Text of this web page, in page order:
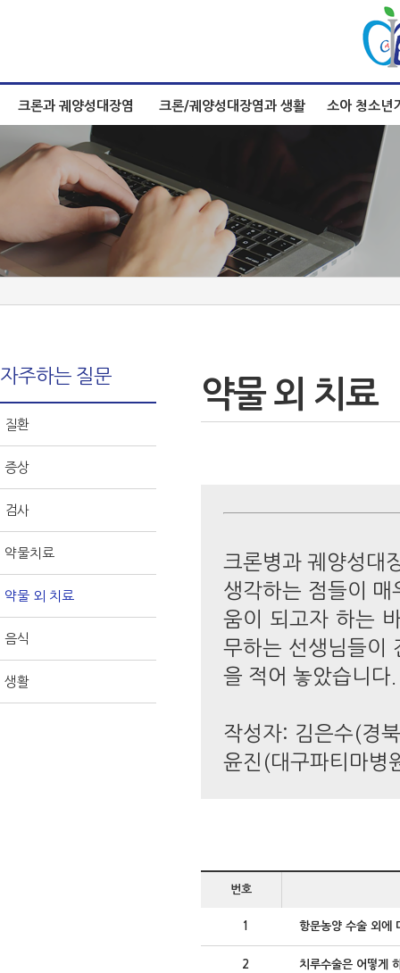
크론과 궤양성대장염 크론/궤양성대장염과 생활 소아 청소년
자주하는 질문
질환
증상
검사
약물치료
약물 외 치료
음식
생활
약물 외 치료
크론병과 궤양성대
생각하는 점들이
움이 되고자 하는
무하는 선생님들이
을 적어 놓았습니다
작성자: 김은수(경
윤진(대구파티마병
번호
1 항문농양 수술 외에
2 치루수술은 어떻게